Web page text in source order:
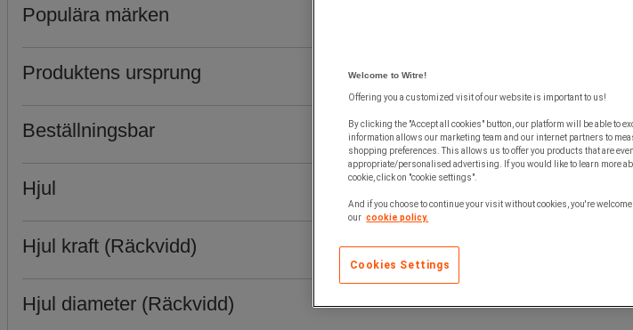
Populära märken
Produktens ursprung
Beställningsbar
Hjul
Hjul kraft (Räckvidd)
Hjul diameter (Räckvidd)
Welcome to Witre!
Offering you a customized visit of our website is important to us!
By clicking the "Accept all cookies" button, our platform will be able to
information allows our marketing team and our internet partners to
shopping preferences. This allows us to offer you products that are
appropriate/personalised advertising. If you would like to learn more
cookie, click on "cookie settings".
And if you choose to continue your visit without cookies, you're welcome
our cookie policy.
Cookies Settings